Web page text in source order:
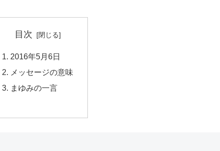
目次
2016年5月6日
メッセージの意味
まゆみの一言